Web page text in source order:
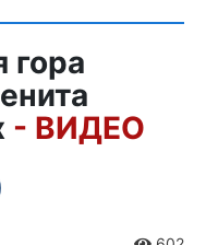
гора
- ВИДЕО